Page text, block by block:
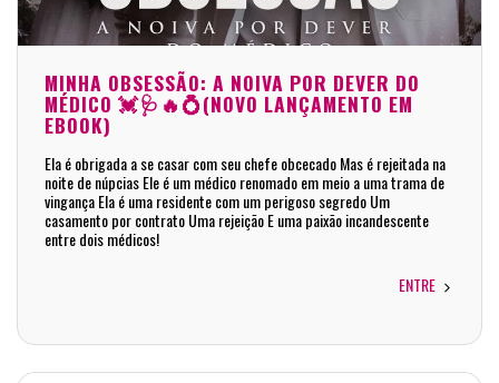
MINHA OBSESSÃO: A NOIVA POR DEVER DO
MÉDICO 💓🩺🔥💍(NOVO LANÇAMENTO EM
EBOOK)
Ela é obrigada a se casar com seu chefe obcecado Mas é rejeitada na
noite de núpcias Ele é um médico renomado em meio a uma trama de
vingança Ela é uma residente com um perigoso segredo Um
casamento por contrato Uma rejeição E uma paixão incandescente
entre dois médicos!
ENTRE